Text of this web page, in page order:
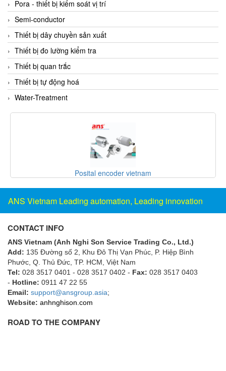
ELGO Electronic
ELIS PLZEŇ
ELMEKO
ELMESS-Thermosystemtechnik
Eltex-Elektrostatik
Eltherm
Emerson/Vertiv
EMG
Endress+Hauser
Enensys Vietnam
Enerdoor
Enerpac
Enolgas
Pora - thiết bị kiểm soát vị trí
Semi-conductor
Thiết bị dây chuyền sản xuất
Thiết bị đo lường kiểm tra
Thiết bị quan trắc
Thiết bị tự động hoá
Water-Treatment
ANS Vietnam Leading automation, Leading innovation
CONTACT INFO
ANS Vietnam (Anh Nghi Son Service Trading Co., Ltd.)
Add: 135 Đường số 2, Khu Đô Thị Vạn Phúc, P. Hiệp Bình
Phước, Q. Thủ Đức, TP. HCM , Việt Nam
Tel: 028 3517 0401 - 028 3517 0402 - Fax: 028 3517 0403
- Hotline: 0911 47 22 55
Email: support@ansgroup.asia;
Website: anhnghison.com
ROAD TO THE COMPANY